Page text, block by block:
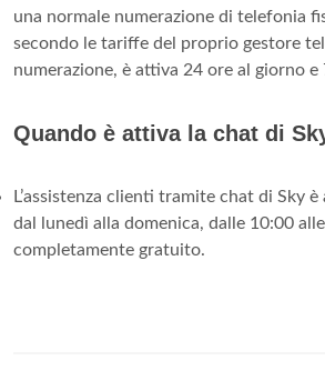
una normale numerazione di telefonia
secondo le tariffe del proprio gestore
numerazione, è attiva 24 ore al giorno e
Quando è attiva la chat di
L’assistenza clienti tramite chat di Sky
dal lunedì alla domenica, dalle 10:00
completamente gratuito.